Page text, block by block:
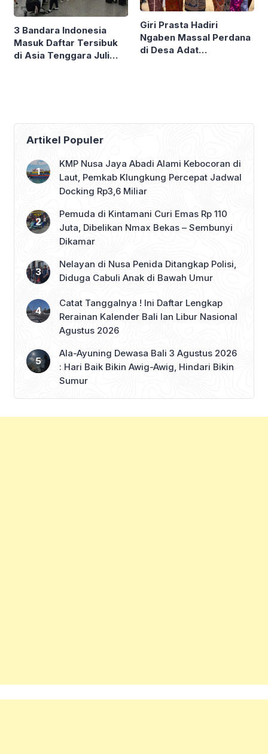
3 Bandara Indonesia
Masuk Daftar Tersibuk
di Asia Tenggara Juli
Giri Prasta Hadiri
Ngaben Massal Perdana
di Desa Adat
Artikel Populer
KMP Nusa Jaya Abadi Alami Kebocoran di
Laut, Pemkab Klungkung Percepat Jadwal
Docking Rp3,6 Miliar
Pemuda di Kintamani Curi Emas Rp 110
Juta, Dibelikan Nmax Bekas – Sembunyi
Dikamar
Nelayan di Nusa Penida Ditangkap Polisi,
Diduga Cabuli Anak di Bawah Umur
Catat Tanggalnya ! Ini Daftar Lengkap
Rerainan Kalender Bali lan Libur Nasional
Agustus 2026
Ala-Ayuning Dewasa Bali 3 Agustus 2026
: Hari Baik Bikin Awig-Awig, Hindari Bikin
Sumur